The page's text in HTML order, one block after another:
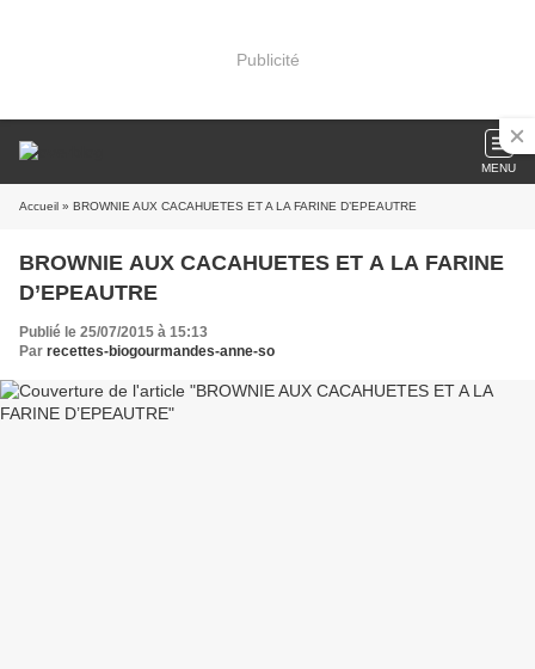
Publicité
MENU
Accueil » BROWNIE AUX CACAHUETES ET A LA FARINE D’EPEAUTRE
BROWNIE AUX CACAHUETES ET A LA FARINE
D’EPEAUTRE
Publié le 25/07/2015 à 15:13
Par recettes-biogourmandes-anne-so